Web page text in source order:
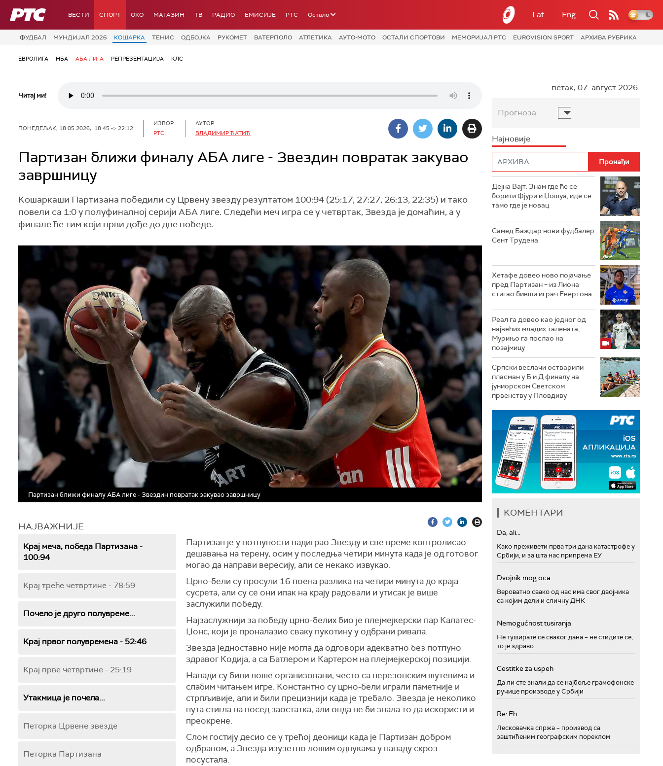
РТС ВЕСТИ СПОРТ OKO МАГАЗИН ТВ РАДИО ЕМИСИЈЕ РТС Остало Lat Eng
ФУДБАЛ МУНДИЈАЛ 2026 КОШАРКА ТЕНИС ОДБОЈКА РУКОМЕТ ВАТЕРПОЛО АТЛЕТИКА АУТО-МОТО ОСТАЛИ СПОРТОВИ МЕМОРИЈАЛ РТС EUROVISION SPORT АРХИВА РУБРИКА
ЕВРОЛИГА НБА АБА ЛИГА РЕПРЕЗЕНТАЦИЈА КЛС
Читај ми!
ПОНЕДЕЉАК, 18.05.2026, 18:45 -> 22:12
ИЗВОР:
РТС
АУТОР:
ВЛАДИМИР ЋАТИЋ
Партизан ближи финалу АБА лиге - Звездин повратак закувао
завршницу
Кошаркаши Партизана победили су Црвену звезду резултатом 100:94 (25:17, 27:27, 26:13, 22:35) и тако
повели са 1:0 у полуфиналној серији АБА лиге. Следећи меч игра се у четвртак, Звезда је домаћин, а у
финале ће тим који први дође до две победе.
Партизан ближи финалу АБА лиге - Звездин повратак закувао завршницу
НАЈВАЖНИЈЕ
Крај меча, победа Партизана -
100:94
Крај треће четвртине - 78:59
Почело је друго полувреме...
Крај првог полувремена - 52:46
Крај прве четвртине - 25:19
Утакмица је почела...
Петорка Црвене звезде
Петорка Партизана
Партизан је у потпуности надиграо Звезду и све време контролисао
дешавања на терену, осим у последња четири минута када је од готовог
могао да направи вересију, али се некако извукао.
Црно-бели су просули 16 поена разлика на четири минута до краја
сусрета, али су се они ипак на крају радовали и утисак је више
заслужили победу.
Најзаслужнији за победу црно-белих био је плејмејкерски пар Калатес-
Џонс, који је проналазио сваку пукотину у одбрани ривала.
Звезда једноставно није могла да одговори адекватно без потпуно
здравог Кодија, а са Батлером и Картером на плејмејкерској позицији.
Напади су били лоше организовани, често са нерезонским шутевима и
слабим читањем игре. Константно су црно-бели играли паметније и
стрпљивије, али и били прецизнији када је требало. Звезда је неколико
пута стигла на посед заостатка, али онда не би знала то да искористи и
преокрене.
Слом гостију десио се у трећој деоници када је Партизан добром
одбраном, а Звезда изузетно лошим одлукама у нападу скроз
посустала.
петак, 07. август 2026.
Прогноза
Најновије
Дејна Вајт: Знам где ће се
борити Фјури и Џошуа, иде се
тамо где је новац
Самед Баждар нови фудбалер
Сент Трудена
Хетафе довео ново појачање
пред Партизан – из Лиона
стигао бивши играч Евертона
Реал га довео као једног од
највећих младих талената,
Мурињо га послао на
позајмицу
Српски веслачи остварили
пласман у Б и Д финалу на
јуниорском Светском
првенству у Пловдиву
КОМЕНТАРИ
Da, ali...
Како преживети прва три дана катастрофе у
Србији, и за шта нас припрема ЕУ
Dvojnik mog oca
Вероватно свако од нас има свог двојника
са којим дели и сличну ДНК
Nemogućnost tusiranja
Не туширате се сваког дана – не стидите се,
то је здраво
Cestitke za uspeh
Да ли сте знали да се најбоље грамофонске
ручице производе у Србији
Re: Eh...
Лесковачка спржа – производ са
заштићеним географским пореклом